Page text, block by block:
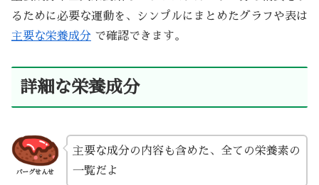
るために必要な運動を、シンプルにまとめたグラフや表は
主要な栄養成分 で確認できます。
詳細な栄養成分
バーグせんせ
主要な成分の内容も含めた、全ての栄養素の
一覧だよ